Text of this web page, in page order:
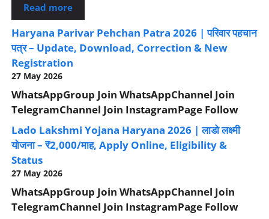
Read more
Haryana Parivar Pehchan Patra 2026 | परिवार पहचान
पत्र – Update, Download, Correction & New
Registration
27 May 2026
WhatsAppGroup Join WhatsAppChannel Join
TelegramChannel Join InstagramPage Follow
Lado Lakshmi Yojana Haryana 2026 | लाडो लक्ष्मी
योजना – ₹2,000/माह, Apply Online, Eligibility &
Status
27 May 2026
WhatsAppGroup Join WhatsAppChannel Join
TelegramChannel Join InstagramPage Follow